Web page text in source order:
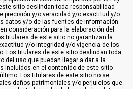
sitio deslindan toda responsabilidad
precisión y/o veracidad y/o exactitud y/o
datos y/o de las fuentes de información
consideración para la elaboración del
titulares de este sitio no garantizan la
y/o integridad y/o vigencia de los
Los titulares de este sitio deslindan toda
del uso que puedan llegar a dar a la
incluídos en el contenido de este sitio
Los titulares de este sitio no se
daños patrimoniales y/o perjuicios que